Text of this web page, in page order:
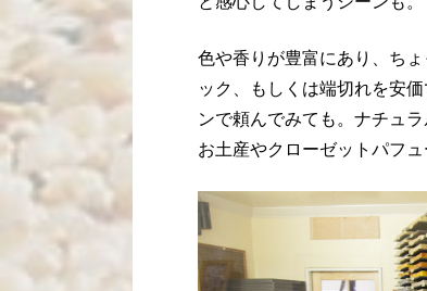
色や香りが豊富にあり、ち
ック、もしくは端切れを安
ンで頼んでみても。ナチュ
お土産やクローゼットパフ